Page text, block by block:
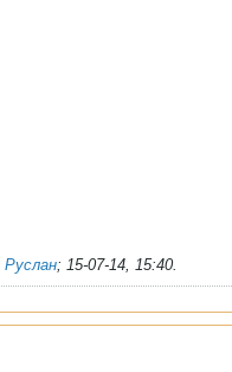
Руслан; 15-07-14, 15:40